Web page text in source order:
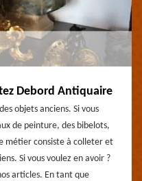
Debord Antiquaire
objets anciens. Si vous
de peinture, des bibelots,
métier consiste à colleter et
Si vous voulez en avoir ?
articles. En tant que